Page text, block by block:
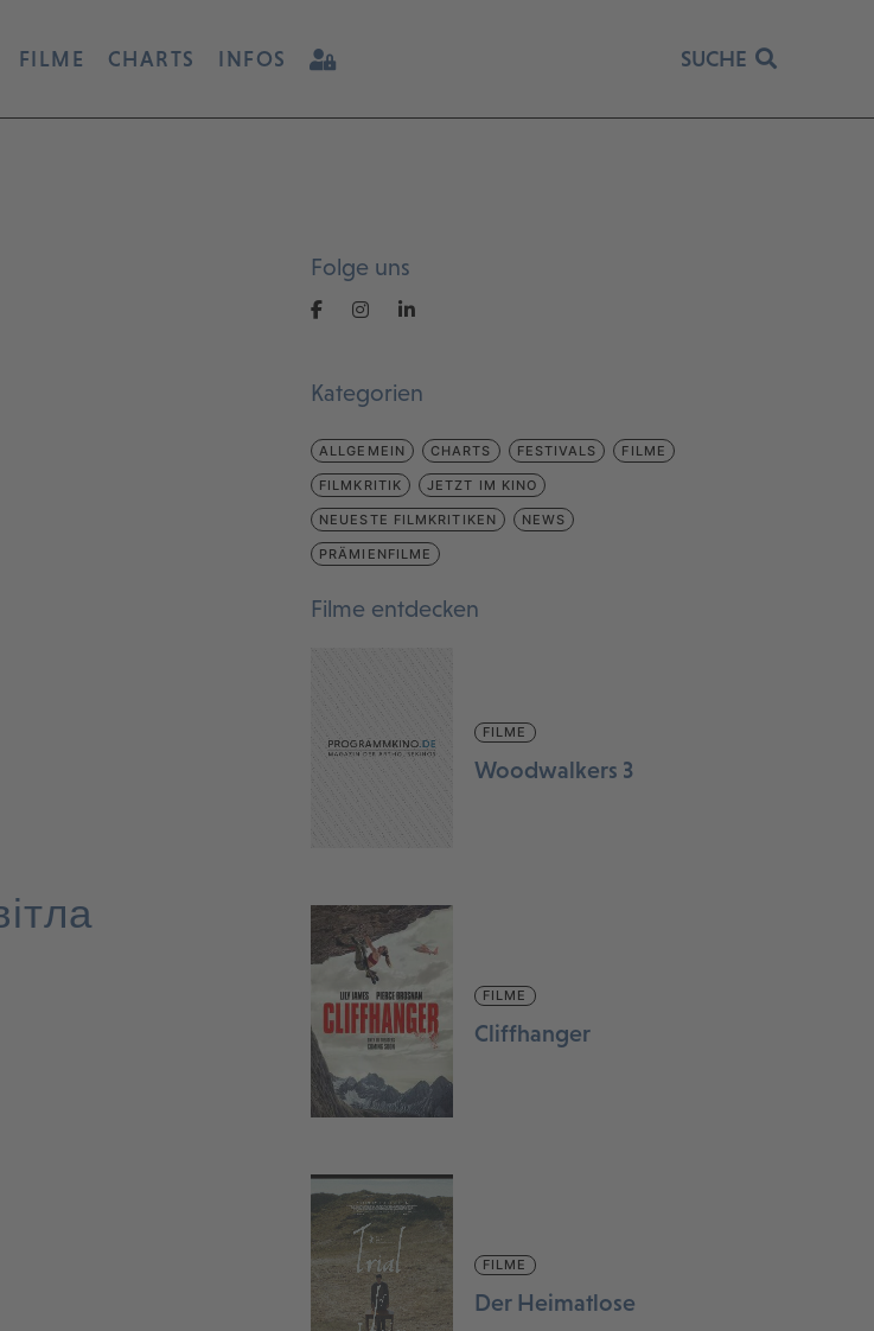
FILME CHARTS INFOS SUCHE
Folge uns
Kategorien
ALLGEMEIN CHARTS FESTIVALS FILME
FILMKRITIK JETZT IM KINO
NEUESTE FILMKRITIKEN NEWS
PRÄMIENFILME
Filme entdecken
FILME
Woodwalkers 3
FILME
Cliffhanger
FILME
Der Heimatlose